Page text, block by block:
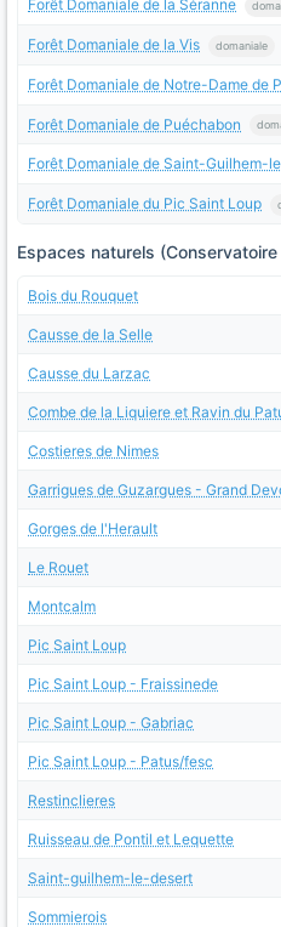
Forêt Domaniale de la Séranne
Forêt Domaniale de la Vis domaniale
Forêt Domaniale de Notre-Dame de
Forêt Domaniale de Puéchabon
Forêt Domaniale de Saint-Guilhem-
Forêt Domaniale du Pic Saint Loup
Espaces naturels
Bois du Rouquet
Causse de la Selle
Causse du Larzac
Combe de la Liquiere et Ravin du
Costieres de Nimes
Garrigues de Guzargues - Grand
Gorges de l'Herault
Le Rouet
Montcalm
Pic Saint Loup
Pic Saint Loup - Fraissinede
Pic Saint Loup - Gabriac
Pic Saint Loup - Patus/fesc
Restinclieres
Ruisseau de Pontil et Lequette
Saint-guilhem-le-desert
Sommierois